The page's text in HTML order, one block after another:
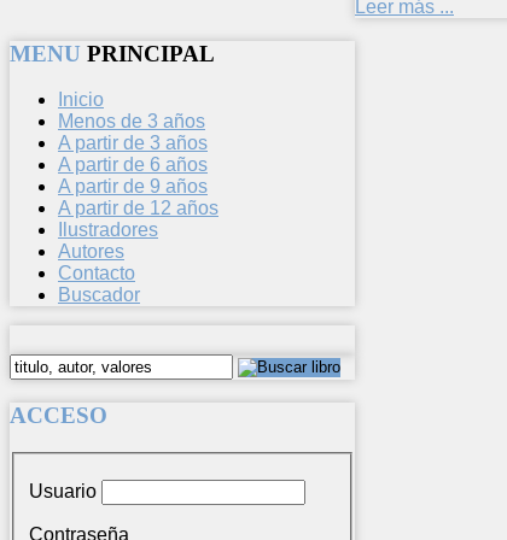
Leer más ...
MENU PRINCIPAL
Inicio
Menos de 3 años
A partir de 3 años
A partir de 6 años
A partir de 9 años
A partir de 12 años
Ilustradores
Autores
Contacto
Buscador
ACCESO
Usuario
Contraseña